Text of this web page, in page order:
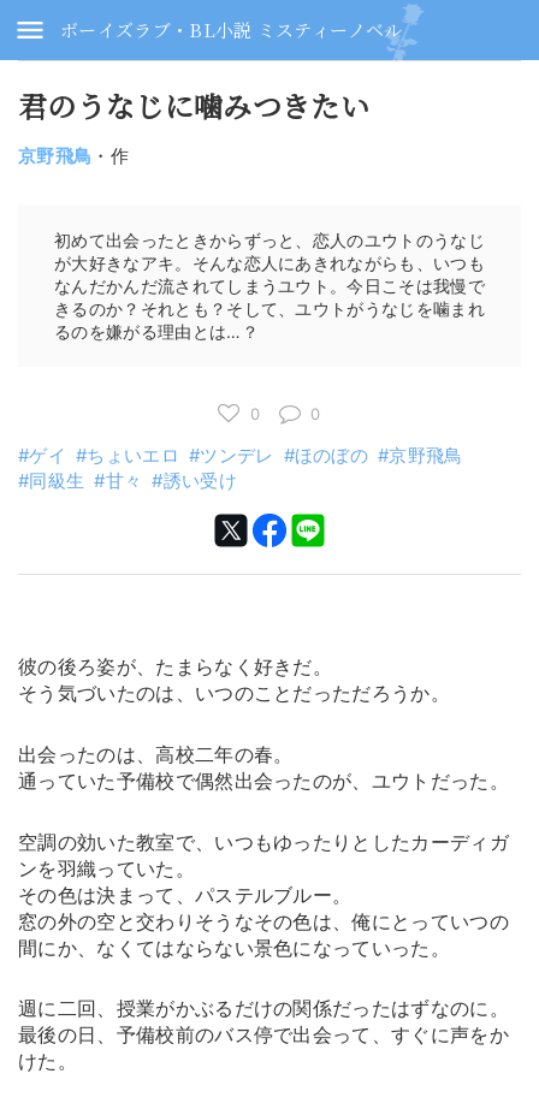
ボーイズラブ・BL小説 ミスティーノベル
君のうなじに噛みつきたい
京野飛鳥 ・作
初めて出会ったときからずっと、恋人のユウトのうなじ
が大好きなアキ。そんな恋人にあきれながらも、いつも
なんだかんだ流されてしまうユウト。今日こそは我慢で
きるのか？それとも？そして、ユウトがうなじを噛まれ
るのを嫌がる理由とは…？
0 0
ゲイ ちょいエロ ツンデレ ほのぼの
京野飛鳥
同級生
甘々 誘い受け
彼の後ろ姿が、たまらなく好きだ。
そう気づいたのは、いつのことだっただろうか。
出会ったのは、高校二年の春。
通っていた予備校で偶然出会ったのが、ユウトだった。
空調の効いた教室で、いつもゆったりとしたカーディガ
ンを羽織っていた。
その色は決まって、パステルブルー。
窓の外の空と交わりそうなその色は、俺にとっていつの
間にか、なくてはならない景色になっていった。
週に二回、授業がかぶるだけの関係だったはずなのに。
最後の日、予備校前のバス停で出会って、すぐに声をか
けた。